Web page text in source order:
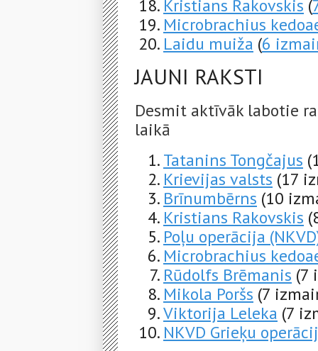
Kristians Rakovskis (
Microbrachius
Laidu muiža (6
JAUNI RAKSTI
Desmit aktīvāk labotie
laikā
Tatanins Tongčajus
Krievijas valsts (17
Brīnumbērns (10
Kristians Rakovskis
Poļu operācija
Microbrachius
Rūdolfs Brēmanis (7
Mikola Poršs (7
Viktorija Leleka (7
NKVD Grieķu